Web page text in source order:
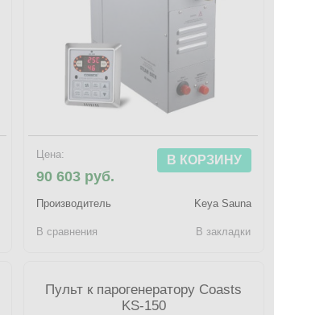
Цена:
90 603 руб.
В КОРЗИНУ
Производитель Keya Sauna
В сравнения В закладки
Пульт к парогенератору Coasts
KS-150